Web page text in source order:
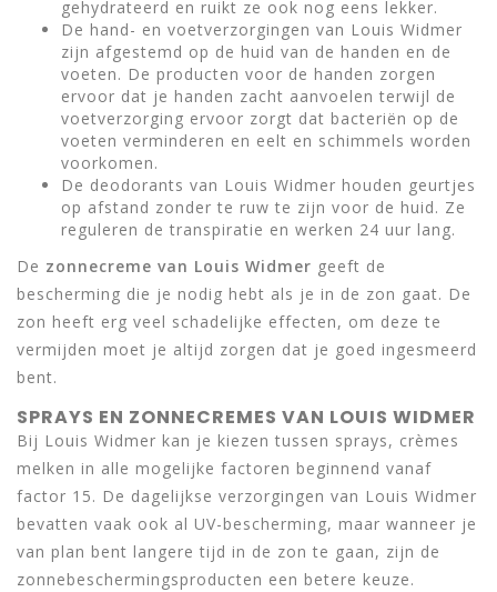
gehydrateerd en ruikt ze ook nog eens lekker.
De hand- en voetverzorgingen van Louis Widmer
zijn afgestemd op de huid van de handen en de
voeten. De producten voor de handen zorgen
ervoor dat je handen zacht aanvoelen terwijl de
voetverzorging ervoor zorgt dat bacteriën op de
voeten verminderen en eelt en schimmels worden
voorkomen.
De deodorants van Louis Widmer houden geurtjes
op afstand zonder te ruw te zijn voor de huid. Ze
reguleren de transpiratie en werken 24 uur lang.
De zonnecreme van Louis Widmer geeft de
bescherming die je nodig hebt als je in de zon gaat. De
zon heeft erg veel schadelijke effecten, om deze te
vermijden moet je altijd zorgen dat je goed ingesmeerd
bent.
SPRAYS EN ZONNECREMES VAN LOUIS WIDMER
Bij Louis Widmer kan je kiezen tussen sprays, crèmes
melken in alle mogelijke factoren beginnend vanaf
factor 15. De dagelijkse verzorgingen van Louis Widmer
bevatten vaak ook al UV-bescherming, maar wanneer je
van plan bent langere tijd in de zon te gaan, zijn de
zonnebeschermingsproducten een betere keuze.